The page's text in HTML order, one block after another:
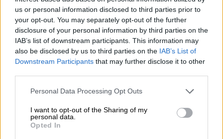
us or personal information disclosed to third parties prior to
your opt-out. You may separately opt-out of the further
disclosure of your personal information by third parties on the
IAB’s list of downstream participants. This information may
also be disclosed by us to third parties on the IAB’s List of
Downstream Participants that may further disclose it to other
Personal Data Processing Opt Outs
I want to opt-out of the Sharing of my
personal data.
Opted In
06.08.2026 - 09:15
Στέλιος Λιανός – INTERAMERICAN / Αθηναϊκή Γενική Κλινική
06.08.2026 - 08:40
Η γαλλική «ψήφος» στο «καλώδιο» και τα συμφέροντα, οι
ελληνικές τράπεζες «πρωταθλήτριες» στα δάνεια, νέο deal
ΔΕΗ
Randy Schekman, Νομπελίστας Ιατρικής: «Σε πέντε χρόνια
μπορεί να έχουμε θεραπεία που αναστέλλει την εξέλιξη του
Πάρκινσον»